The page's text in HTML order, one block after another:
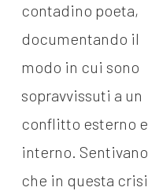
contadino poeta,
documentando il
modo in cui sono
sopravvissuti a un
conflitto esterno e
interno. Sentivano
che in questa crisi